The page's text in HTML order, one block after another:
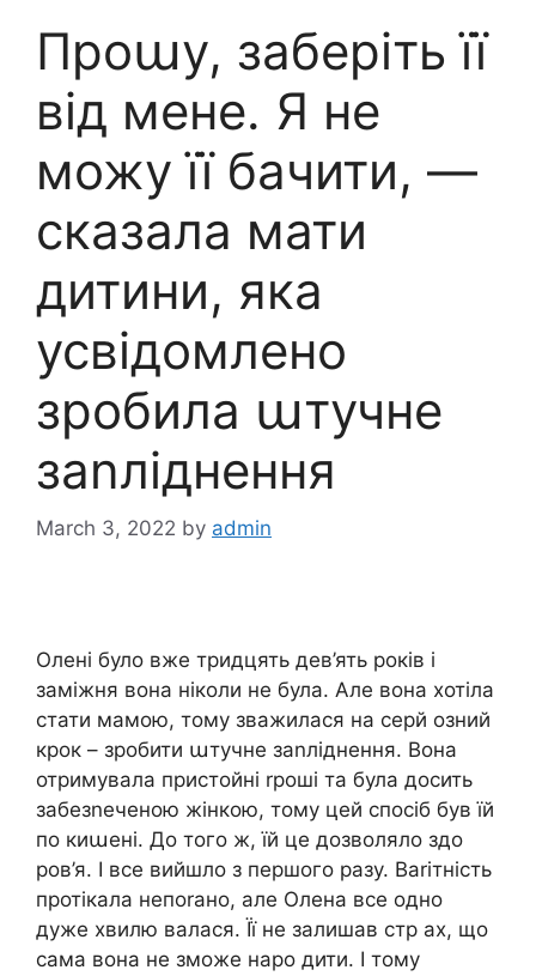
Проաу, заберіть її
від мене. Я не
можу її бачити, —
сказала мати
дитини, яка
усвідомлено
зробила աтучне
заnліднення
March 3, 2022 by admin
Олені було вже тридцять дев’ять років і
заміжня вона ніколи не була. Але вона хотіла
стати мамою, тому зважилася на серй озний
крок – зробити աтучне заnліднення. Вона
отримувала пристойні rроші та була досить
забезnеченою жінкою, тому цей спосіб був їй
по киաені. До того ж, їй це дозволяло здо
ров’я. І все вийшло з першого разу. Ваrітність
протікала непоrано, але Олена все одно
дуже хвилю валася. Її не залишав стр ах, що
сама вона не зможе наро дити. І тому